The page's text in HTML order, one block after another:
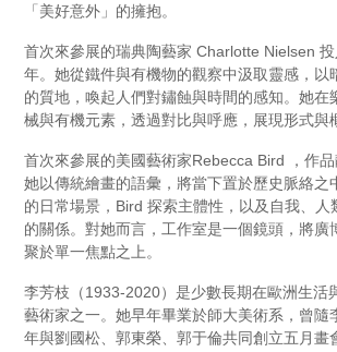
「美好意外」的擁抱。
首次來參展的瑞典陶藝家 Charlotte Nielsen
年。她從鐵件與有機物的觀察中汲取靈感，以
的質地，喚起人們對鏽蝕與時間的感知。她在
械與有機元素，透過對比與呼應，展現形式與
首次來參展的美國藝術家Rebecca Bird ，作品
她以傳統繪畫的語彙，將當下置於歷史脈絡之
的日常場景，Bird 探索主體性，以及自我、人
的關係。對她而言，工作室是一個鏡頭，將廣
聚於單一焦點之上。
李芳枝（1933-2020）是少數長期在歐洲生活
藝術家之一。她早年畢業於師大美術系，曾隨
年與劉國松、郭東榮、郭于倫共同創立五月畫